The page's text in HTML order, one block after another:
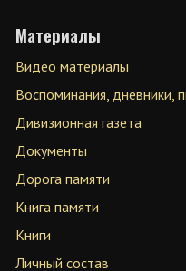
Материалы
Видео материалы
Воспоминания, дневники,
Дивизионная газета
Документы
Дорога памяти
Книга памяти
Книги
Личный состав